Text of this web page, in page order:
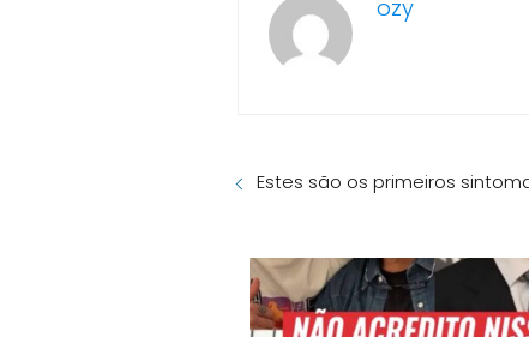
ozy
Estes são os primeiros